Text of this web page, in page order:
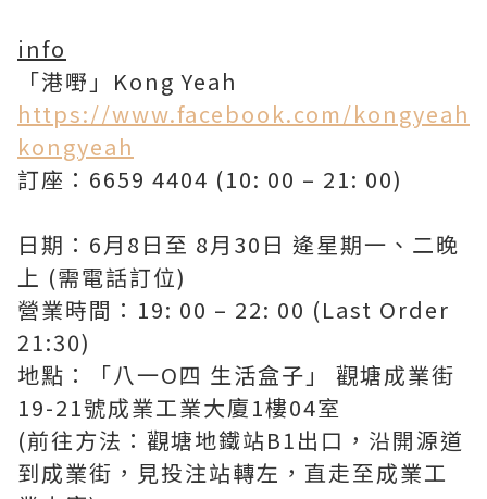
info
「港嘢」Kong Yeah
https://www.facebook.com/kongyeah
kongyeah
訂座： 6659 4404 (10: 00 – 21: 00)
日期：6月8日至 8月30日 逄星期一、二晚
上 (需電話訂位)
營業時間：19: 00 – 22: 00 (Last Order
21:30)
地點：「八一O四 生活盒子」 觀塘成業街
19-21號成業工業大廈1樓04室
(前往方法：觀塘地鐵站B1出口，沿開源道
到成業街，見投注站轉左，直走至成業工